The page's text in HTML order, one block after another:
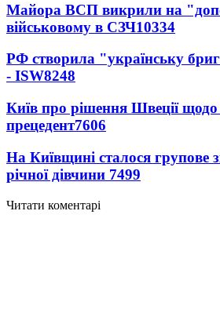
Майора ВСП викрили на
військовому в СЗЧ10334
РФ створила "українську
- ISW8248
Київ про рішення Швеції
прецедент7606
На Київщині сталося групове
річної дівчини 7499
Читати коментарі